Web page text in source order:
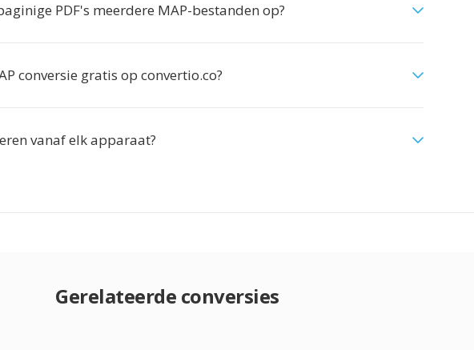
PDF's meerdere MAP-bestanden op?
conversie gratis op convertio.co?
vanaf elk apparaat?
Gerelateerde conversies